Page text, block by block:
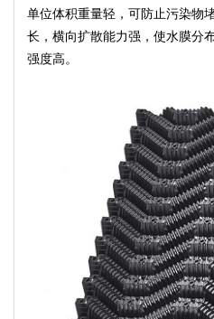
单位体积重量轻，可防止污染物
长，横向扩散能力强，使水膜分
强度高。